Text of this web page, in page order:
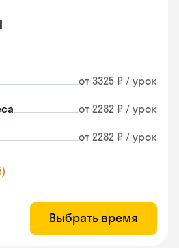
от 3325 ₽ / урок
от 2282 ₽ / урок
от 2282 ₽ / урок
Выбрать время